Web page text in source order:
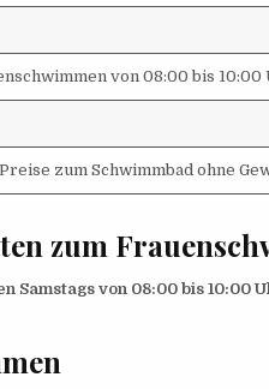
von 08:00 bis 10:00
zum Schwimmbad ohne
zum
Samstags von 08:00 bis 10:00